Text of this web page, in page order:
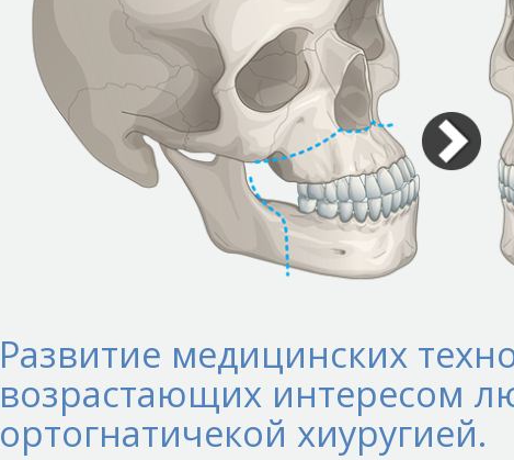
Развитие медицинских
возрастающих интересом
ортогнатичекой хиуругией.